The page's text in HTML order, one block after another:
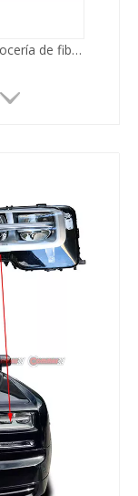
Kit de carrocería de fibra de vidrio Mansory de conversión para Rolls Royce Ghost 1-3 actualizado a Ghost 4